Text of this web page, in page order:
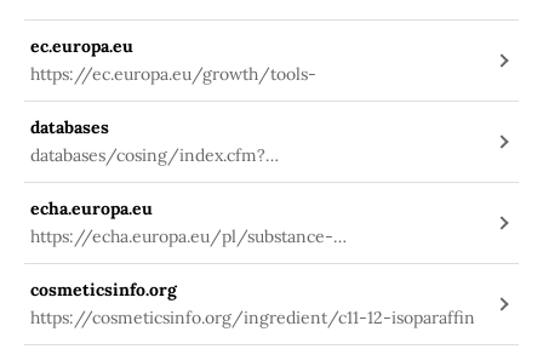
ec.europa.eu
https://ec.europa.eu/growth/tools-
databases
databases/cosing/index.cfm?
fuseaction=search.details_v2&id=74616
echa.europa.eu
https://echa.europa.eu/pl/substance-
information/-/substanceinfo/100.235.408
cosmeticsinfo.org
https://cosmeticsinfo.org/ingredient/c11-12-isoparaffin